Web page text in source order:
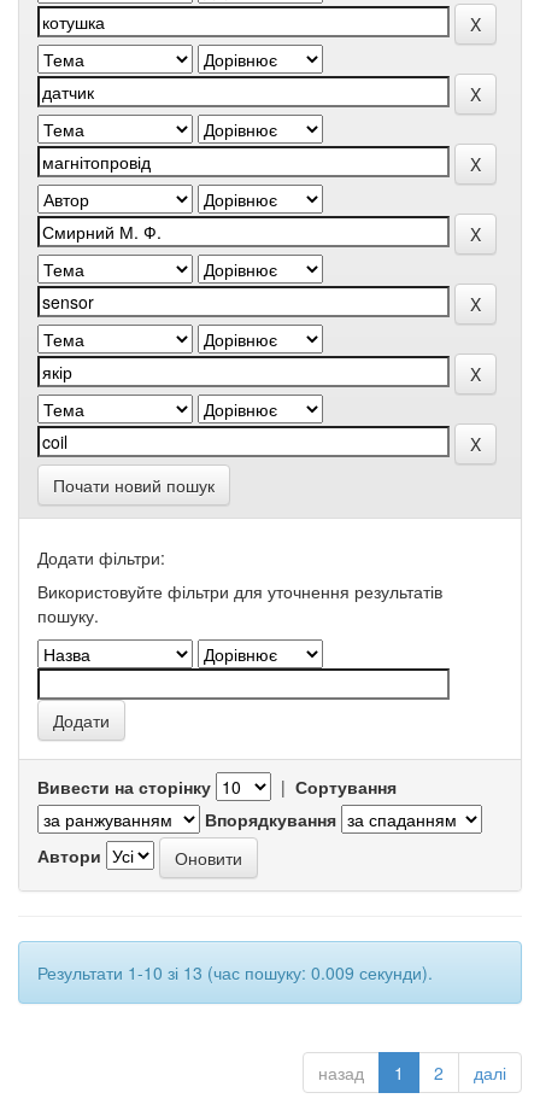
Почати новий пошук
Додати фільтри:
Використовуйте фільтри для уточнення результатів
пошуку.
Вивести на сторінку | Сортування
Впорядкування
Автори
Результати 1-10 зі 13 (час пошуку: 0.009 секунди).
назад 1 2 далі